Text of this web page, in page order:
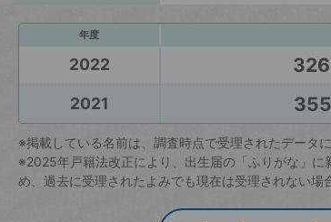
年度
2022
2021
※掲載している名前は、調査時点で受理されたデータに
※2025年戸籍法改正により、出生届の「ふりがな」
め、過去に受理されたよみでも現在は受理されない場